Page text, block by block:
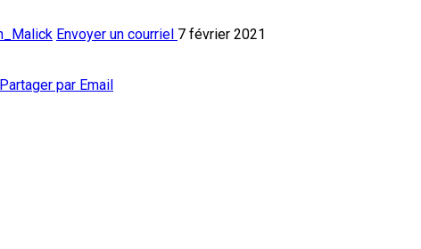
Envoyer un courriel 7 février 2021
Partager par Email